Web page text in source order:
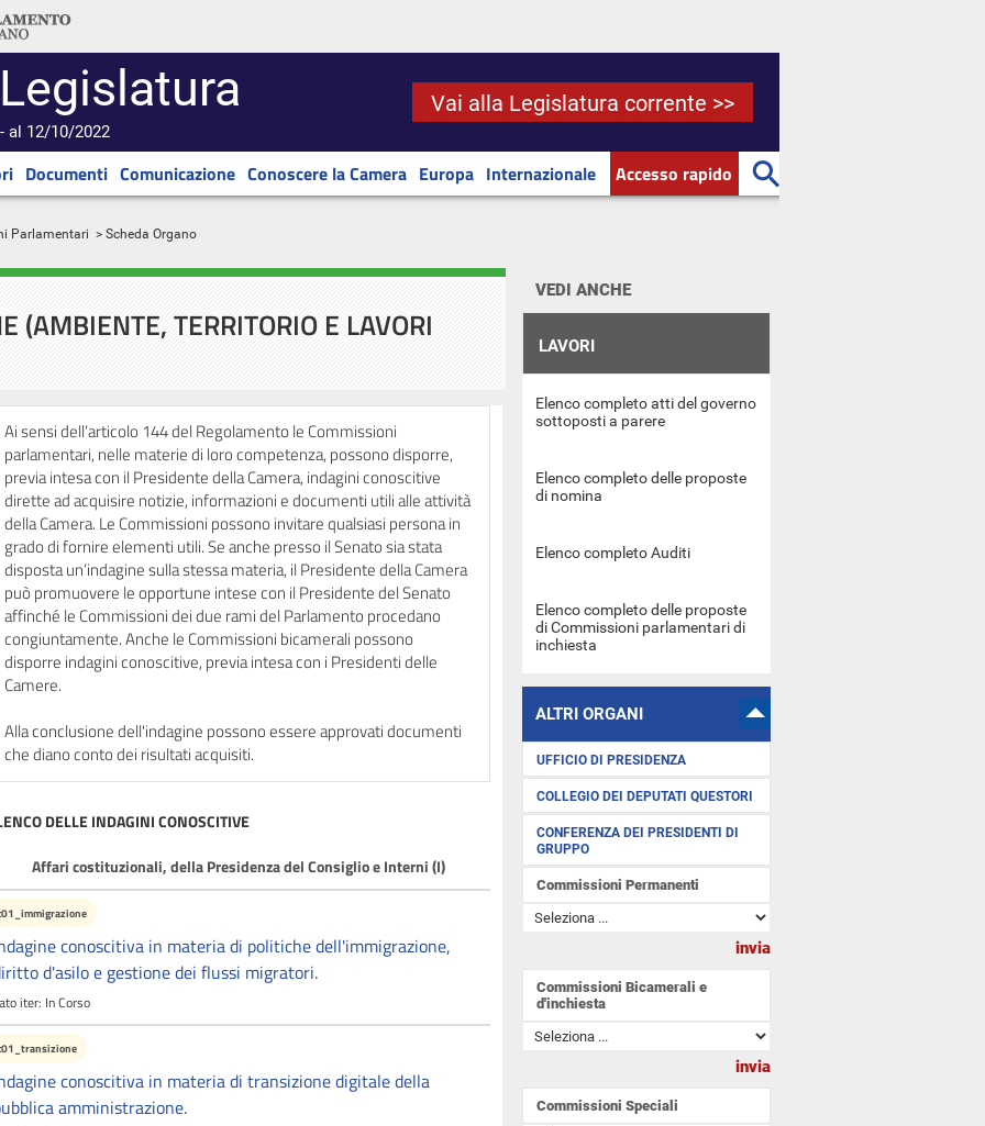
al 12/10/2022
Vai alla Legislatura corrente >>
Documenti Comunicazione Conoscere la Camera Europa Internazionale Accesso rapido
Parlamentari > Scheda Organo
(AMBIENTE, TERRITORIO E LAVORI
Ai sensi dell’articolo 144 del Regolamento le Commissioni
parlamentari, nelle materie di loro competenza, possono disporre,
previa intesa con il Presidente della Camera, indagini conoscitive
dirette ad acquisire notizie, informazioni e documenti utili alle attività
della Camera. Le Commissioni possono invitare qualsiasi persona in
grado di fornire elementi utili. Se anche presso il Senato sia stata
disposta un’indagine sulla stessa materia, il Presidente della Camera
può promuovere le opportune intese con il Presidente del Senato
affinché le Commissioni dei due rami del Parlamento procedano
congiuntamente. Anche le Commissioni bicamerali possono
disporre indagini conoscitive, previa intesa con i Presidenti delle
Camere.
Alla conclusione dell'indagine possono essere approvati documenti
che diano conto dei risultati acquisiti.
DELLE INDAGINI CONOSCITIVE
Affari costituzionali, della Presidenza del Consiglio e Interni (I)
conoscitiva in materia di politiche dell'immigrazione,
d'asilo e gestione dei flussi migratori.
iter: In Corso
conoscitiva in materia di transizione digitale della
amministrazione.
VEDI ANCHE
LAVORI
Elenco completo atti del governo
sottoposti a parere
Elenco completo delle proposte
di nomina
Elenco completo Auditi
Elenco completo delle proposte
di Commissioni parlamentari di
inchiesta
ALTRI ORGANI
UFFICIO DI PRESIDENZA
COLLEGIO DEI DEPUTATI QUESTORI
CONFERENZA DEI PRESIDENTI DI
GRUPPO
Commissioni Permanenti
Commissioni Bicamerali e
d'inchiesta
Commissioni Speciali